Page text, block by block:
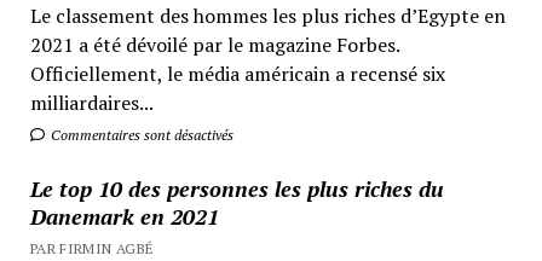
Le classement des hommes les plus riches d’Egypte en
2021 a été dévoilé par le magazine Forbes.
Officiellement, le média américain a recensé six
milliardaires...
Commentaires sont désactivés
Le top 10 des personnes les plus riches du
Danemark en 2021
PAR FIRMIN AGBÉ